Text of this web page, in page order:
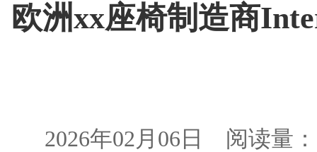
欧洲xx座椅制造商
2026年02月06日 阅读